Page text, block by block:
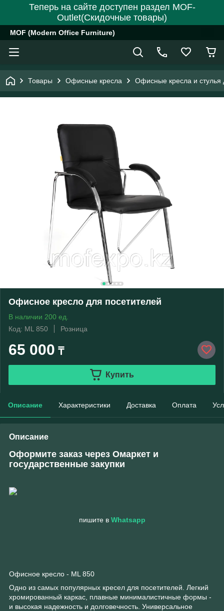
Теперь на сайте доступен раздел MOF-
Outlet(Скидочные товары)
MOF (Modern Office Furniture)
Товары Офисные кресла Офисные кресла и стулья
Офисное кресло для посетителей
В наличии 200 ед.
Код: ML 850
Розница
65 000 ₸
Купить
Описание Характеристики Доставка Оплата
Описание
Оформите заказ через Омаркет и
государственные закупки
пишите в Whatsapp
Офисное кресло - ML 850
Одно из самых популярных кресел для посетителей. Легкий
хромированный каркас, плавные минималистичные формы -
и высокая надежность и долговечность. Универсальное